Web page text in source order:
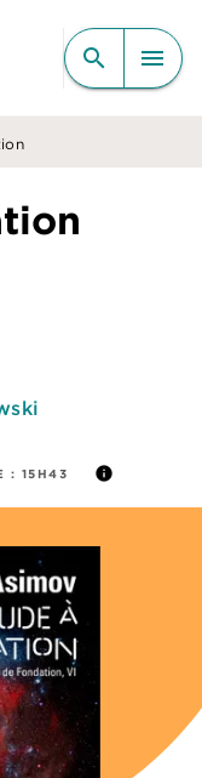
search menu
: 15H43 info